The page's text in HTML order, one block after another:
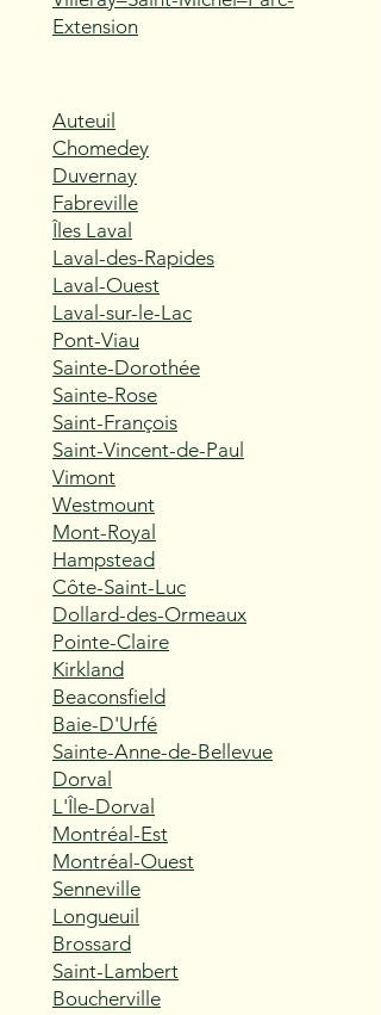
Extension
Auteuil
Chomedey
Duvernay
Fabreville
Îles Laval
Laval-des-Rapides
Laval-Ouest
Laval-sur-le-Lac
Pont-Viau
Sainte-Dorothée
Sainte-Rose
Saint-François
Saint-Vincent-de-Paul
Vimont
Westmount
Mont-Royal
Hampstead
Côte-Saint-Luc
Dollard-des-Ormeaux
Pointe-Claire
Kirkland
Beaconsfield
Baie-D'Urfé
Sainte-Anne-de-Bellevue
Dorval
L'Île-Dorval
Montréal-Est
Montréal-Ouest
Senneville
Longueuil
Brossard
Saint-Lambert
Boucherville